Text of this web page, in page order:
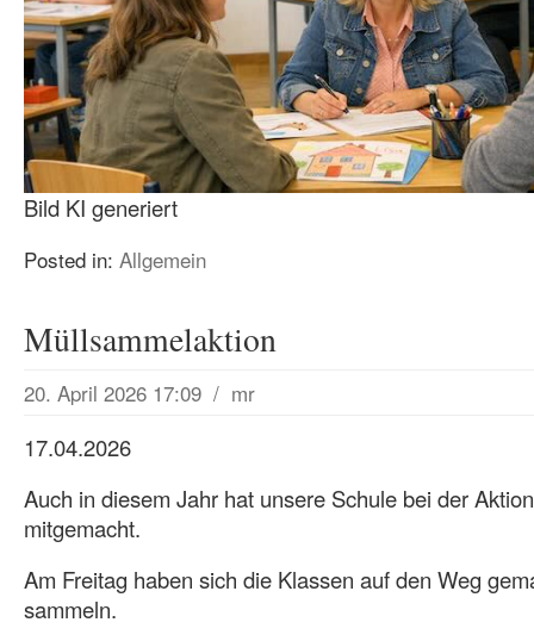
Bild KI generiert
Posted in: Allgemein
Müllsammelaktion
20. April 2026 17:09 / mr
17.04.2026
Auch in diesem Jahr hat unsere Schule bei der
mitgemacht.
Am Freitag haben sich die Klassen auf den Weg
sammeln.